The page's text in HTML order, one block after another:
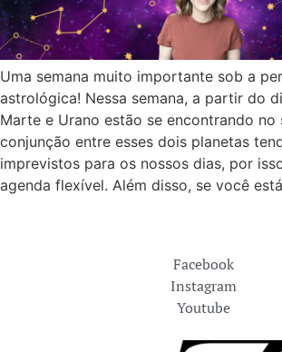
Uma semana muito importante sob a
astrológica! Nessa semana, a partir do
Marte e Urano estão se encontrando no
conjunção entre esses dois planetas
imprevistos para os nossos dias, por
agenda flexível. Além disso, se você
Facebook
Instagram
Youtube